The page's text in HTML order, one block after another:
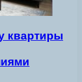
квартиры